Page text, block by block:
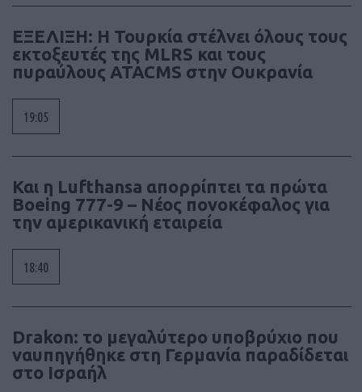
ΕΞΕΛΙΞΗ: H Τουρκία στέλνει όλους τους
εκτοξευτές της MLRS και τους
πυραύλους ATACMS στην Ουκρανία
19:05
Και η Lufthansa απορρίπτει τα πρώτα
Boeing 777-9 – Νέος πονοκέφαλος για
την αμερικανική εταιρεία
18:40
Drakon: το μεγαλύτερο υποβρύχιο που
ναυπηγήθηκε στη Γερμανία παραδίδεται
στο Ισραήλ